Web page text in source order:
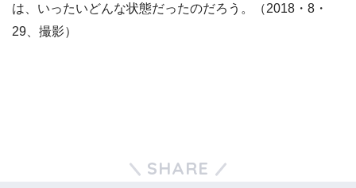
は、いったいどんな状態だったのだろう。（2018・8・
29、撮影）
SHARE